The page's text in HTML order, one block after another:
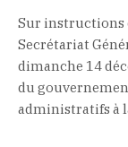
Sur instructions
Secrétariat
dimanche 14
du
administratifs à